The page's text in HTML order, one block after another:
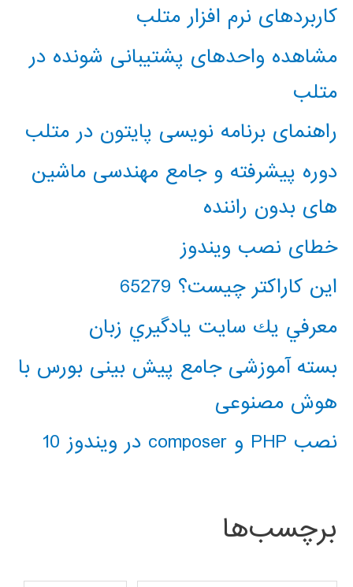
کاربردهای نرم افزار متلب
مشاهده واحدهای پشتیبانی شونده در
متلب
راهنمای برنامه نویسی پایتون در متلب
دوره پیشرفته و جامع مهندسی ماشین
های بدون راننده
خطای نصب ویندوز
این کاراکتر چیست؟ 65279
معرفي يك سايت يادگيري زبان
بسته آموزشی جامع پیش بینی بورس با
هوش مصنوعی
نصب PHP و composer در ویندوز 10
برچسب‌ها